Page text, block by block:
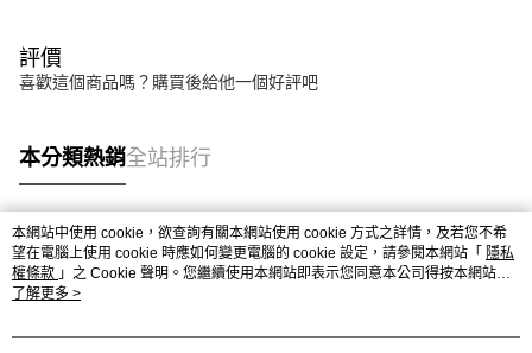
評價
喜歡這個商品嗎？購買後給他一個好評吧
本分類熱銷全站排行
熱門標籤
本網站中使用 cookie，欲查詢有關本網站使用 cookie 方式之詳情，及若您不希
望在電腦上使用 cookie 時應如何變更電腦的 cookie 設定，請參閱本網站「 隱私
權條款 」之 Cookie 聲明。您繼續使用本網站即表示您同意本公司得按本網站使
用條款之 Cookie 聲明使用 cookie。
了解更多 >